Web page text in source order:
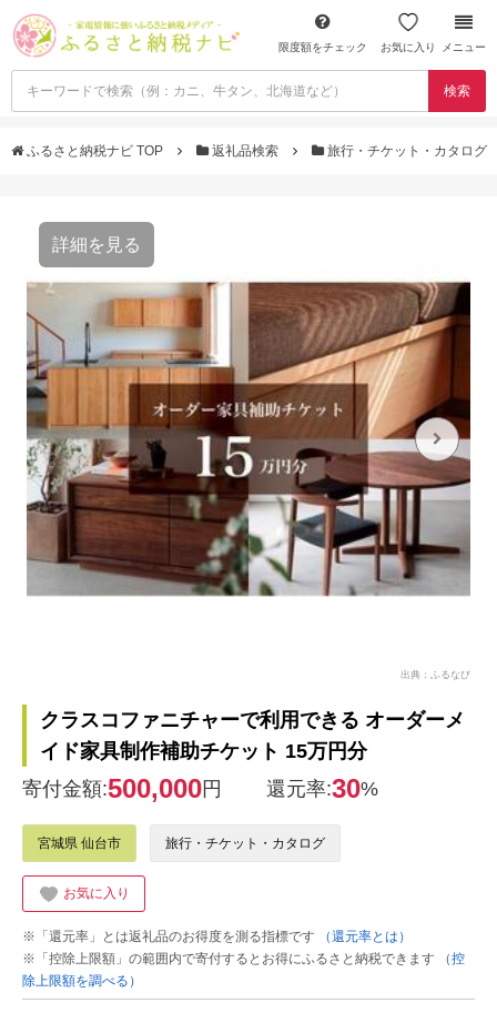
限度額をチェック お気に入り メニュー
検索
ふるさと納税ナビ TOP 返礼品検索 旅行・チケット・カタログ
詳細を見る
出典：ふるなび
クラスコファニチャーで利用できる オーダーメ
イド家具制作補助チケット 15万円分
寄付金額:500,000円 還元率:30%
宮城県 仙台市 旅行・チケット・カタログ
お気に入り
※「還元率」とは返礼品のお得度を測る指標です
（還元率とは）
※「控除上限額」の範囲内で寄付するとお得にふるさと納税できます
（控
除上限額を調べる）